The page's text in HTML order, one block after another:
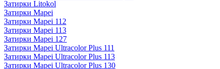
Затирки Litokol
Затирки Mapei
Затирки Mapei 112
Затирки Mapei 113
Затирки Mapei 127
Затирки Mapei Ultracolor Plus 111
Затирки Mapei Ultracolor Plus 113
Затирки Mapei Ultracolor Plus 130